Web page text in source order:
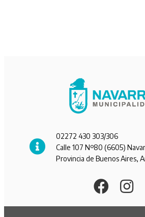
02272 430 303/306
Calle 107 Nº80 (6605)
Provincia de Buenos Aires,